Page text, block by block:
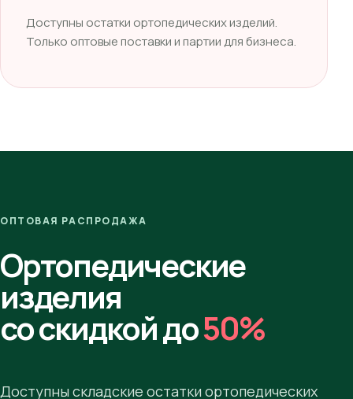
Доступны остатки ортопедических изделий.
Только оптовые поставки и партии для бизнеса.
ОПТОВАЯ РАСПРОДАЖА
Ортопедические
изделия
со скидкой до50%
Доступны складские остатки ортопедических